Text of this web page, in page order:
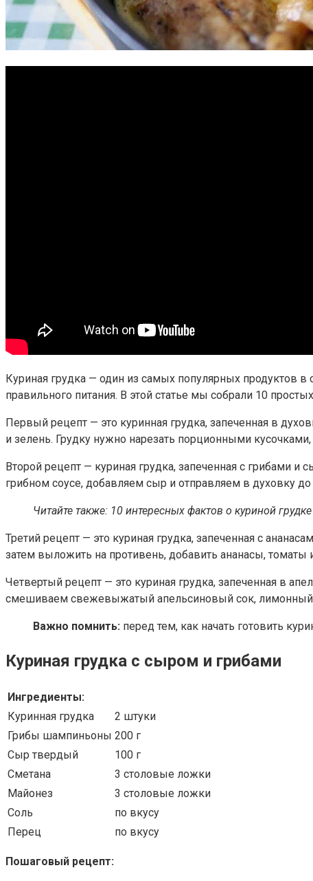
Куриная грудка — один из самых популярных продуктов
правильного питания. В этой статье мы собрали 10
Первый рецепт — это куринная грудка, запеченная в
и зелень. Грудку нужно нарезать порционными
Второй рецепт — куриная грудка, запеченная с грибами
грибном соусе, добавляем сыр и отправляем в духовку до
Читайте также: 10 интересных фактов о куриной грудке
Третий рецепт — это куриная грудка, запеченная с
затем выложить на противень, добавить ананасы,
Четвертый рецепт — это куриная грудка, запеченная в
смешиваем свежевыжатый апельсиновый сок, лимонный
Важно помнить: перед тем, как начать готовить
Куриная грудка с сыром и грибами
Ингредиенты:
Куринная грудка
2 штуки
Грибы шампиньоны 200 г
Сыр твердый
100 г
Сметана
3 столовые ложки
Майонез
3 столовые ложки
Соль
по вкусу
Перец
по вкусу
Пошаговый рецепт: